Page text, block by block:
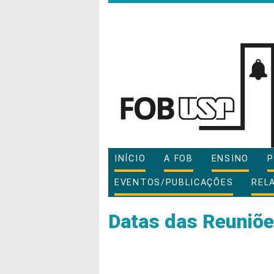
INÍCIO A FOB ENSINO
EVENTOS/PUBLICAÇÕES
Datas das